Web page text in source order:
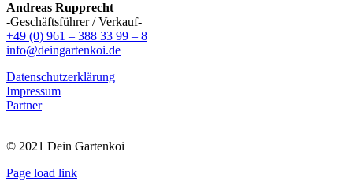
Andreas Rupprecht
-Geschäftsführer / Verkauf-
+49 (0) 961 – 388 33 99 – 8
info@deingartenkoi.de
Datenschutzerklärung
Impressum
Partner
© 2021 Dein Gartenkoi
Page load link